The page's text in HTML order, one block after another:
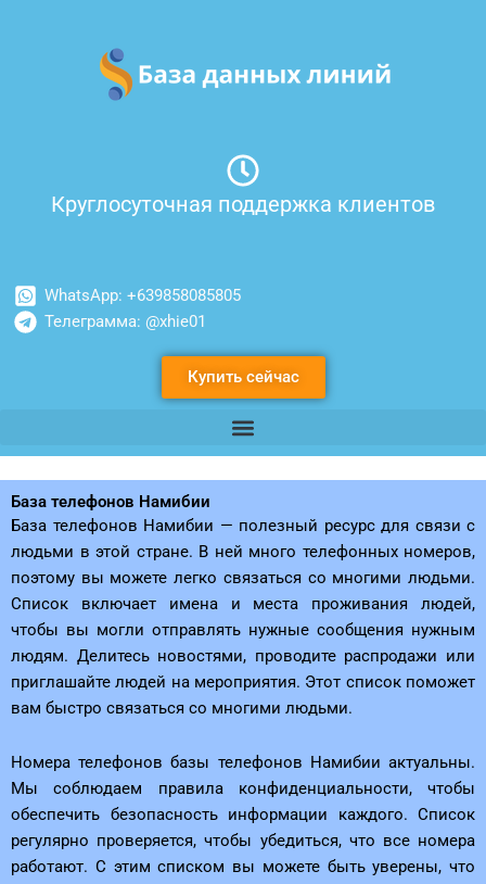
содержимому
Круглосуточная поддержка клиентов
WhatsApp: +639858085805
Телеграмма: @xhie01
Купить сейчас
База телефонов Намибии
База телефонов Намибии — полезный ресурс для связи с
людьми в этой стране. В ней много телефонных номеров,
поэтому вы можете легко связаться со многими людьми.
Список включает имена и места проживания людей,
чтобы вы могли отправлять нужные сообщения нужным
людям. Делитесь новостями, проводите распродажи или
приглашайте людей на мероприятия. Этот список поможет
вам быстро связаться со многими людьми.
Номера телефонов базы телефонов Намибии актуальны.
Мы соблюдаем правила конфиденциальности, чтобы
обеспечить безопасность информации каждого. Список
регулярно проверяется, чтобы убедиться, что все номера
работают. С этим списком вы можете быть уверены, что